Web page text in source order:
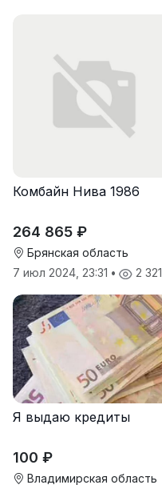
Комбайн Нива 1986
264 865 ₽
Брянская область
7 июл 2024, 23:31 • 2 321
Я выдаю кредиты
100 ₽
Владимирская область